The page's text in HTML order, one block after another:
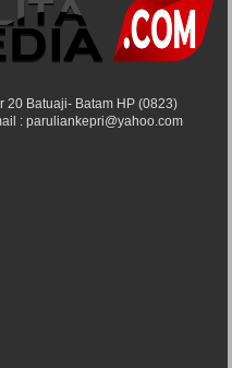
20 Batuaji- Batam HP (0823)
: paruliankepri@yahoo.com